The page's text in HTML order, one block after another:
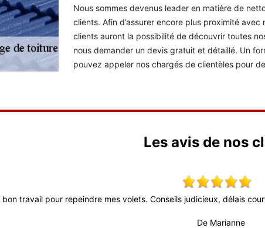
Nous sommes devenus leader en matière de
clients. Afin d’assurer encore plus proximité
clients auront la possibilité de découvrir toutes
nous demander un devis gratuit et détaillé. Un
pouvez appeler nos chargés de clientèles pour
Les avis de nos
bon travail pour repeindre mes volets. Conseils judicieux, délais
De Marianne